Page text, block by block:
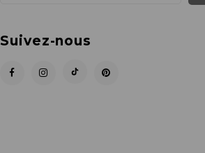
Suivez-nous